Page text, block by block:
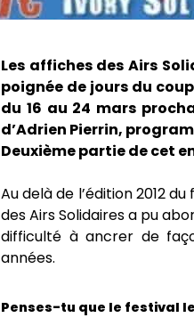
Les affiches des Airs
poignée de jours du
du 16 au 24 mars
d’Adrien Pierrin,
Deuxième partie de cet
Au delà de l’édition 2012
des Airs Solidaires a pu
difficulté à ancrer de
années.
Penses-tu que le festival